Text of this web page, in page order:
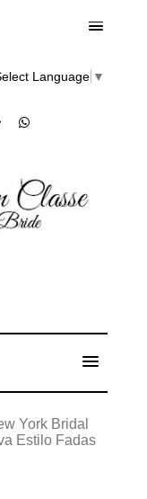
Language ▼
Estilo Fadas